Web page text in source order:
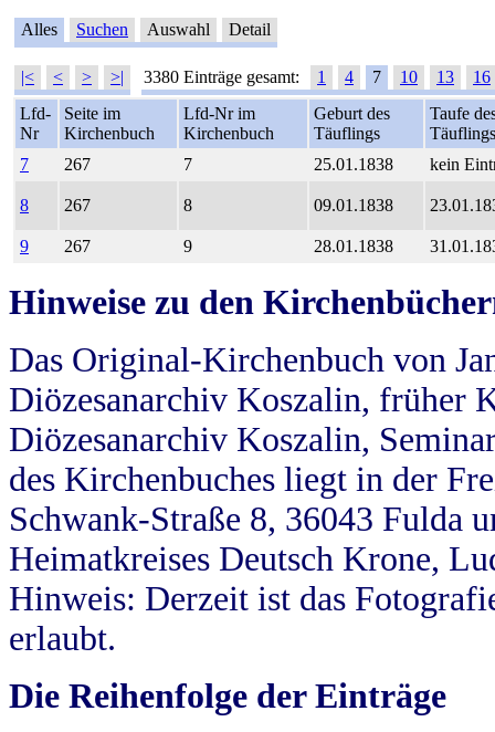
Alles Suchen Auswahl Detail
|< < > >| 3380 Einträge gesamt: 1 4 7 10 13
16
Lfd-
Nr
Seite im
Kirchenbuch
Lfd-Nr im
Kirchenbuch
Geburt des
Täuflings
Taufe
Täuflings
7
267 7 25.01.1838 kein
8 267 8 09.01.1838
9 267 9 28.01.1838
Hinweise zu den
Das Original-Kirchenbuch von
Diözesanarchiv Koszalin, früher
Diözesanarchiv Koszalin,
des Kirchenbuches liegt in der
Schwank-Straße 8, 36043 Fulda
Heimatkreises Deutsch Krone,
Hinweis: Derzeit ist das
erlaubt.
Die Reihenfolge der Einträge